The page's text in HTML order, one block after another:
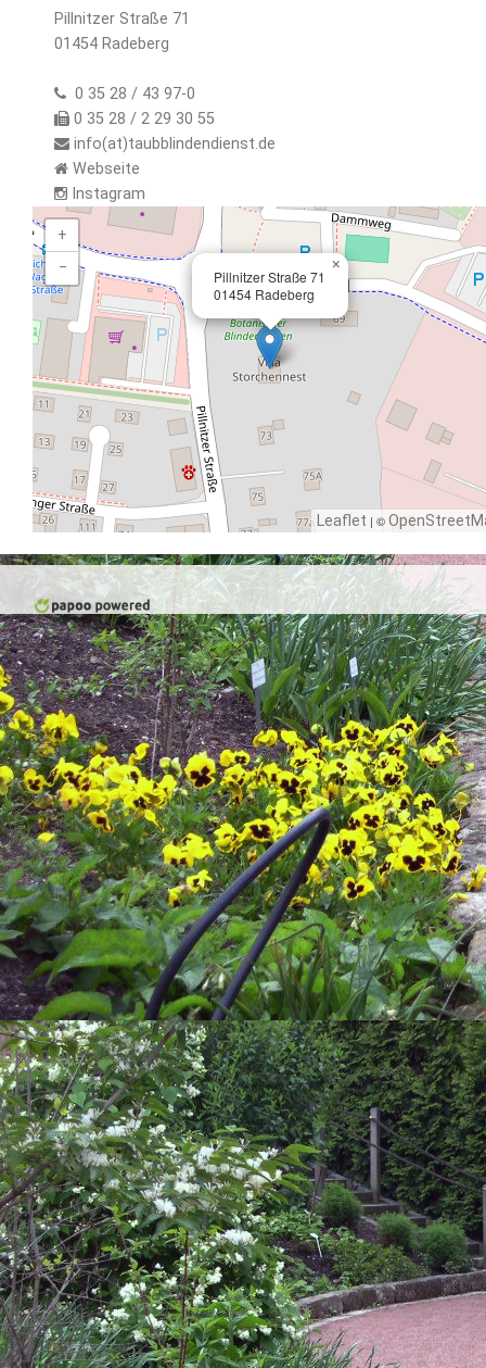
Pillnitzer Straße 71
01454 Radeberg
0 35 28 / 43 97-0
0 35 28 / 2 29 30 55
info(at)taubblindendienst.de
Webseite
Instagram
Pillnitzer Straße 71
01454 Radeberg
×
+
−
Leaflet | ©